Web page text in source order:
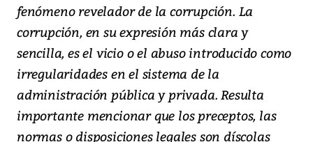
fenómeno revelador de la corrupción. La
corrupción, en su expresión más clara y
sencilla, es el vicio o el abuso introducido como
irregularidades en el sistema de la
administración pública y privada. Resulta
importante mencionar que los preceptos, las
normas o disposiciones legales son díscolas